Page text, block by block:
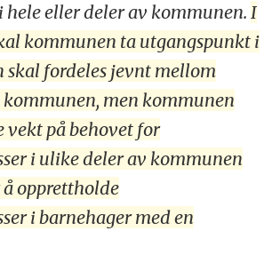
eller deler av kommunen. I
kommunen ta utgangspunkt i
skal fordeles jevnt mellom
men kommunen
vekt på behovet for
i ulike deler av kommunen
opprettholde
i barnehager med en